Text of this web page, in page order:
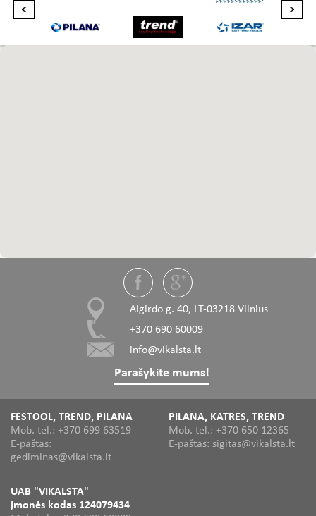
Algirdo g. 40, LT-03218 Vilnius
+370 690 60009
info@vikalsta.lt
Parašykite mums!
FESTOOL, TREND, PILANA
Mob. tel.: +370 699 63519
E-paštas:
gediminas@vikalsta.lt
PILANA, KATRES, TREND
Mob. tel.: +370 650 12365
E-paštas: sigitas@vikalsta.lt
UAB "VIKALSTA"
Įmonės kodas 124079434